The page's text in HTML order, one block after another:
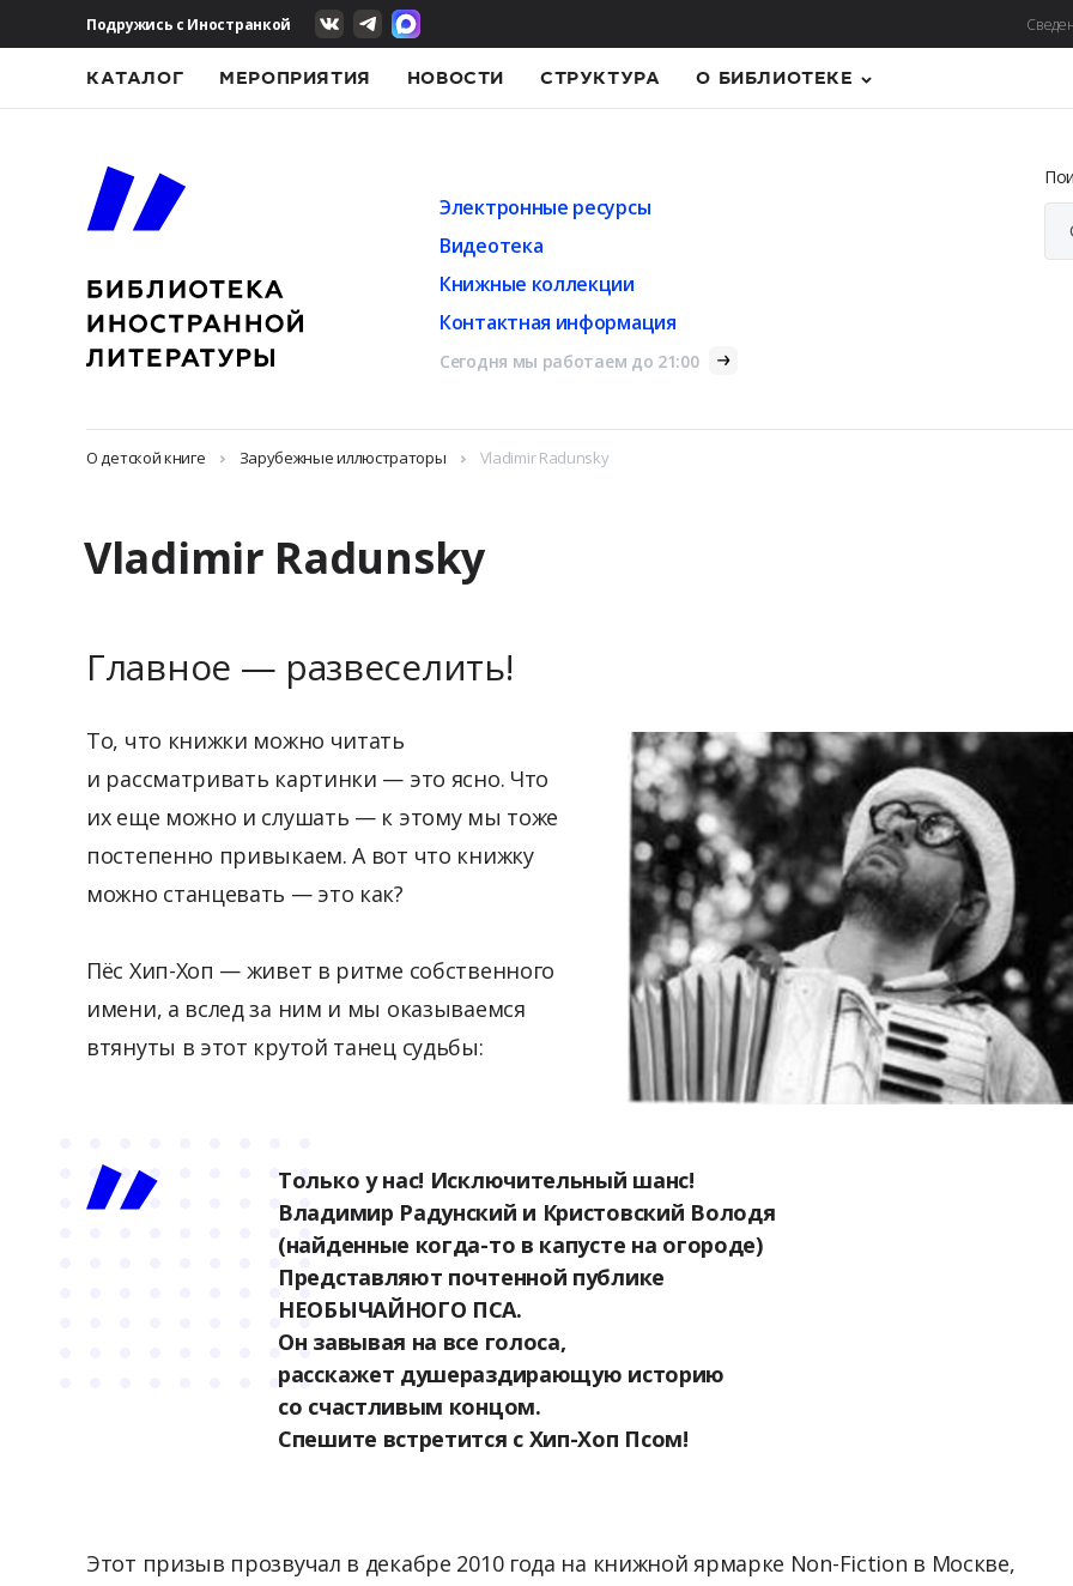
Подружись с Иностранкой
КАТАЛОГ МЕРОПРИЯТИЯ НОВОСТИ СТРУКТУРА О БИБЛИОТЕКЕ
Электронные ресурсы
Видеотека
Книжные коллекции
Контактная информация
Сегодня мы работаем до 21:00
О детской книге Зарубежные иллюстраторы Vladimir Radunsky
Vladimir Radunsky
Главное — развеселить!
То, что книжки можно читать
и рассматривать картинки — это ясно. Что
их еще можно и слушать — к этому мы тоже
постепенно привыкаем. А вот что книжку
можно станцевать — это как?
Пёс Хип-Хоп — живет в ритме собственного
имени, а вслед за ним и мы оказываемся
втянуты в этот крутой танец судьбы:
Только у нас! Исключительный шанс!
Владимир Радунский и Кристовский Володя
(найденные когда-то в капусте на огороде)
Представляют почтенной публике
НЕОБЫЧАЙНОГО ПСА.
Он завывая на все голоса,
расскажет душераздирающую историю
со счастливым концом.
Спешите встретится с Хип-Хоп Псом!
Этот призыв прозвучал в декабре 2010 года на книжной ярмарке Non-Fiction в Москве,